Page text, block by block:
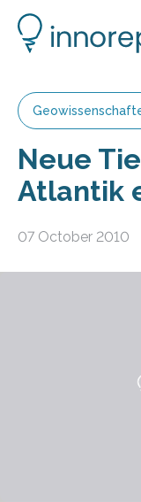
Neue
Atlantik
07 October 2010